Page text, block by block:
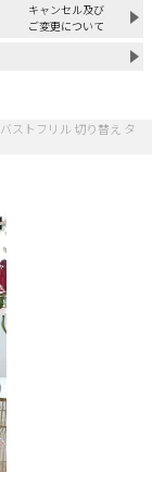
キャンセル及び
ご変更について
ストフリル 切り替え タ